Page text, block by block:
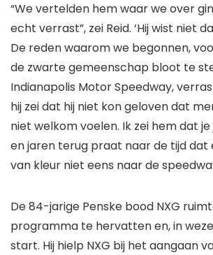
“We vertelden hem waar we over
echt verrast”, zei Reid. ‘Hij wist niet
De reden waarom we begonnen,
de zwarte gemeenschap bloot te
Indianapolis Motor Speedway,
hij zei dat hij niet kon geloven dat
niet welkom voelen. Ik zei hem dat
en jaren terug praat naar de tijd dat
van kleur niet eens naar de
De 84-jarige Penske bood NXG
programma te hervatten en, in
start. Hij hielp NXG bij het aangaan